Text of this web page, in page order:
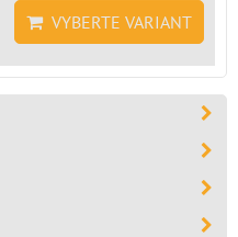
VYBERTE VARIANT